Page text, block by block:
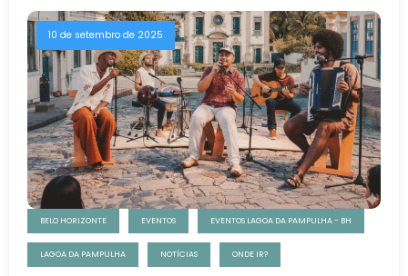
10 de setembro de 2025
BELO HORIZONTE EVENTOS EVENTOS LAGOA DA PAMPULHA - BH
LAGOA DA PAMPULHA NOTÍCIAS ONDE IR?